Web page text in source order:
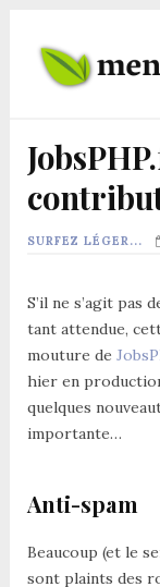
SURFEZ LÉGER...
S’il ne s’agit pas
tant attendue,
mouture de
hier en
quelques
importante…
Anti-spam
Beaucoup (et le
sont plaints des